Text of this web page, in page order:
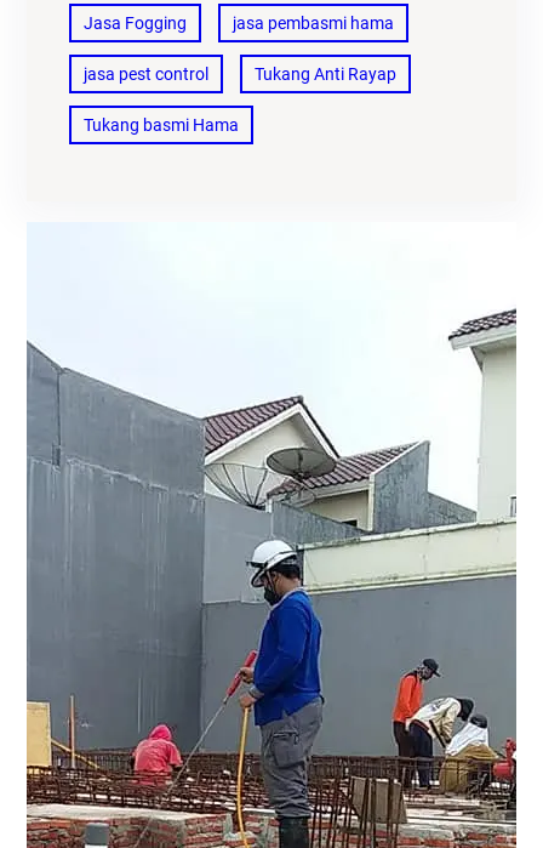
Jasa Fogging jasa pembasmi hama
jasa pest control Tukang Anti Rayap
Tukang basmi Hama